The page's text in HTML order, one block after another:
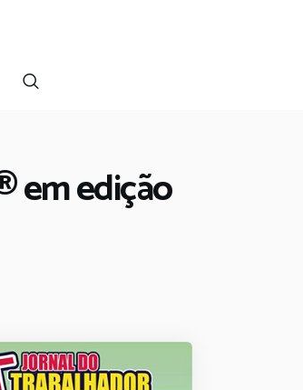
em edição